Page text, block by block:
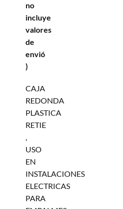
no
incluye
valores
de
envió
)
CAJA
REDONDA
PLASTICA
RETIE
,
USO
EN
INSTALACIONES
ELECTRICAS
PARA